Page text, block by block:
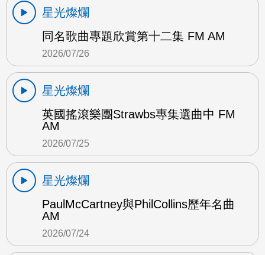
星光燦爛
同名歌曲專題欣賞第十二集 FM AM
2026/07/26
星光燦爛
英國搖滾樂團Strawbs專集選曲中 FM
AM
2026/07/25
星光燦爛
PaulMcCartney與PhilCollins歷年名曲
AM
2026/07/24